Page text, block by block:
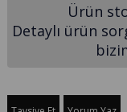
Ürün
Detaylı ürün